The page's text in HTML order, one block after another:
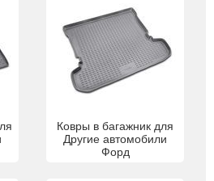
Ковры в багажник для
Другие автомобили
Форд